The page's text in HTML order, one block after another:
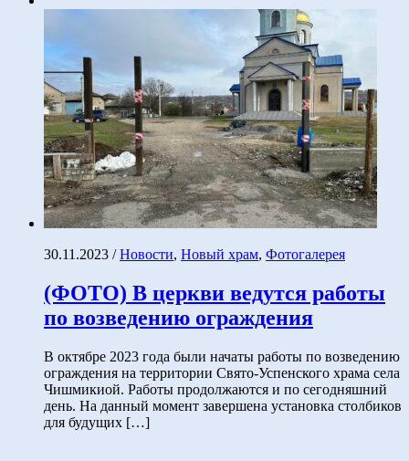
30.11.2023 /Новости, Новый храм, Фотогалерея
(ФОТО) В церкви ведутся работы
по возведению ограждения
В октябре 2023 года были начаты работы по возведению
ограждения на территории Свято-Успенского храма села
Чишмикиой. Работы продолжаются и по сегодняшний
день. На данный момент завершена установка столбиков
для будущих […]